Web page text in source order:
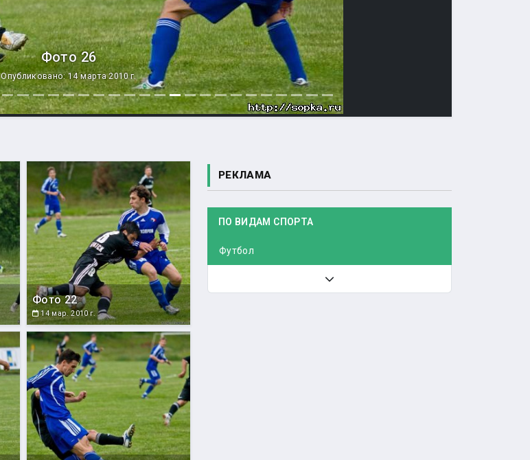
Фото 26
Опубликовано: 14 марта 2010 г.
Фото 22
14 мар. 2010 г.
РЕКЛАМА
ПО ВИДАМ СПОРТА
Футбол